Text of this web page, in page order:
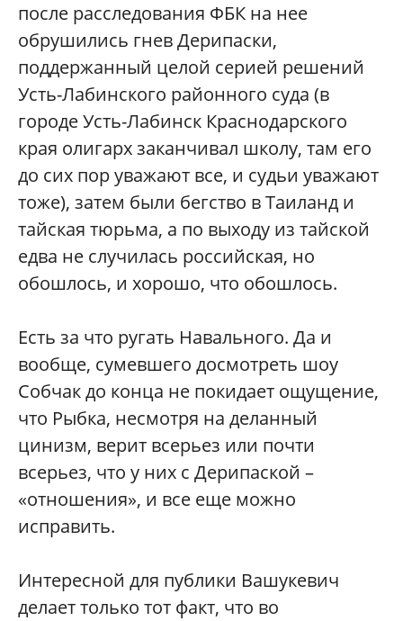
после расследования ФБК на нее
обрушились гнев Дерипаски,
поддержанный целой серией решений
Усть-Лабинского районного суда (в
городе Усть-Лабинск Краснодарского
края олигарх заканчивал школу, там его
до сих пор уважают все, и судьи уважают
тоже), затем были бегство в Таиланд и
тайская тюрьма, а по выходу из тайской
едва не случилась российская, но
обошлось, и хорошо, что обошлось.
Есть за что ругать Навального. Да и
вообще, сумевшего досмотреть шоу
Собчак до конца не покидает ощущение,
что Рыбка, несмотря на деланный
цинизм, верит всерьез или почти
всерьез, что у них с Дерипаской –
«отношения», и все еще можно
исправить.
Интересной для публики Вашукевич
делает только тот факт, что во